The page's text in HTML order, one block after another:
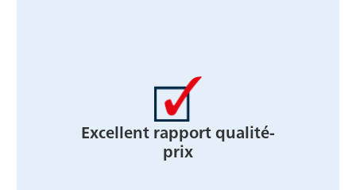
Excellent rapport qualité-
prix